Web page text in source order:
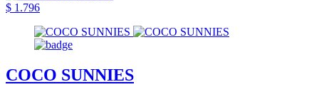
$ 1.796
COCO SUNNIES